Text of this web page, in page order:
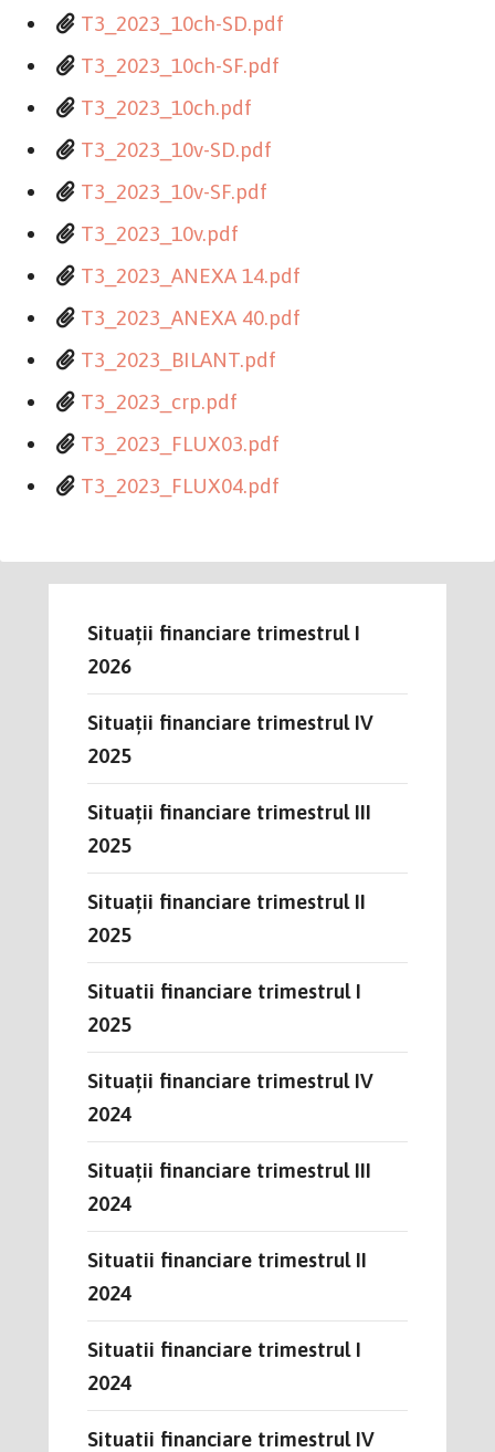
T3_2023_10ch-SD.pdf
T3_2023_10ch-SF.pdf
T3_2023_10ch.pdf
T3_2023_10v-SD.pdf
T3_2023_10v-SF.pdf
T3_2023_10v.pdf
T3_2023_ANEXA 14.pdf
T3_2023_ANEXA 40.pdf
T3_2023_BILANT.pdf
T3_2023_crp.pdf
T3_2023_FLUX03.pdf
T3_2023_FLUX04.pdf
Situații financiare trimestrul I
2026
Situații financiare trimestrul IV
2025
Situații financiare trimestrul III
2025
Situații financiare trimestrul II
2025
Situatii financiare trimestrul I
2025
Situații financiare trimestrul IV
2024
Situații financiare trimestrul III
2024
Situatii financiare trimestrul II
2024
Situatii financiare trimestrul I
2024
Situatii financiare trimestrul IV